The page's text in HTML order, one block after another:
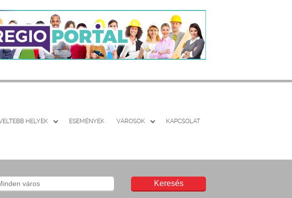
HELYEK ESEMÉNYEK VÁROSOK KAPCSOLAT